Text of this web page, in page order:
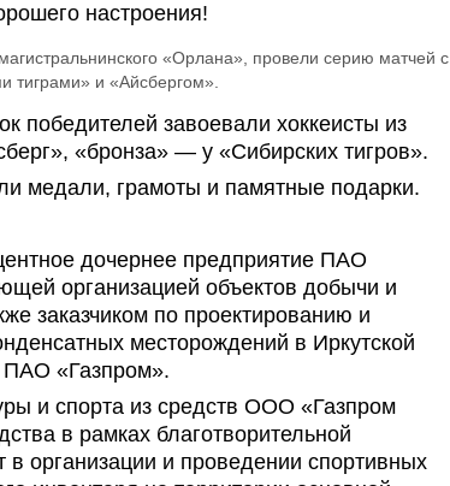
настроения!
«Орлана», провели серию матчей с
тиграми» и «Айсбергом».
победителей завоевали хоккеисты из
«бронза» — у «Сибирских тигров».
медали, грамоты и памятные подарки.
дочернее предприятие ПАО
организацией объектов добычи и
заказчиком по проектированию и
месторождений в Иркутской
ПАО «Газпром».
и спорта из средств ООО «Газпром
в рамках благотворительной
в организации и проведении спортивных